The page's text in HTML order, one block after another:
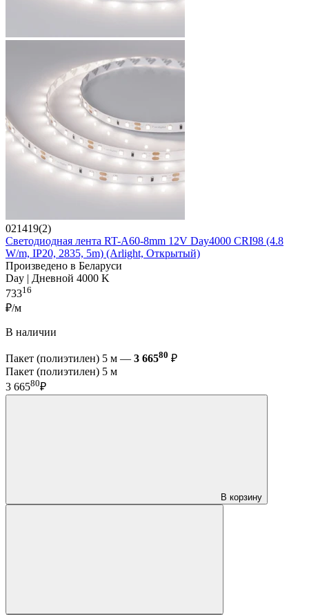
021419(2)
Светодиодная лента RT-A60-8mm 12V Day4000 CRI98 (4.8
W/m, IP20, 2835, 5m) (Arlight, Открытый)
Произведено в Беларуси
Day | Дневной 4000 K
73316
₽/м
В наличии
Пакет (полиэтилен) 5 м — 3 66580 ₽
Пакет (полиэтилен) 5 м
3 66580₽
В корзину